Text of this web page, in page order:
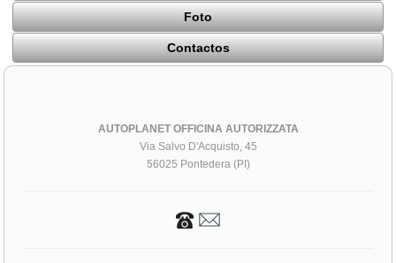
Foto
Contactos
AUTOPLANET OFFICINA AUTORIZZATA
Via Salvo D'Acquisto, 45
56025 Pontedera (PI)